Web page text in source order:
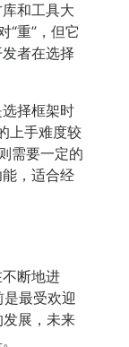
和工具大
“重”，但它
者在选择
择框架时
上手难度较
需要一定的
，适合经
断地进
最受欢迎
展，未来